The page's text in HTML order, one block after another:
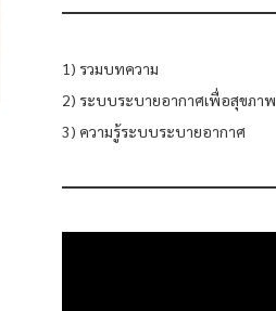
1) รวมบทความ
2) ระบบระบายอากาศเพื่อสุขภาพ
3) ความรู้ระบบระบายอากาศ